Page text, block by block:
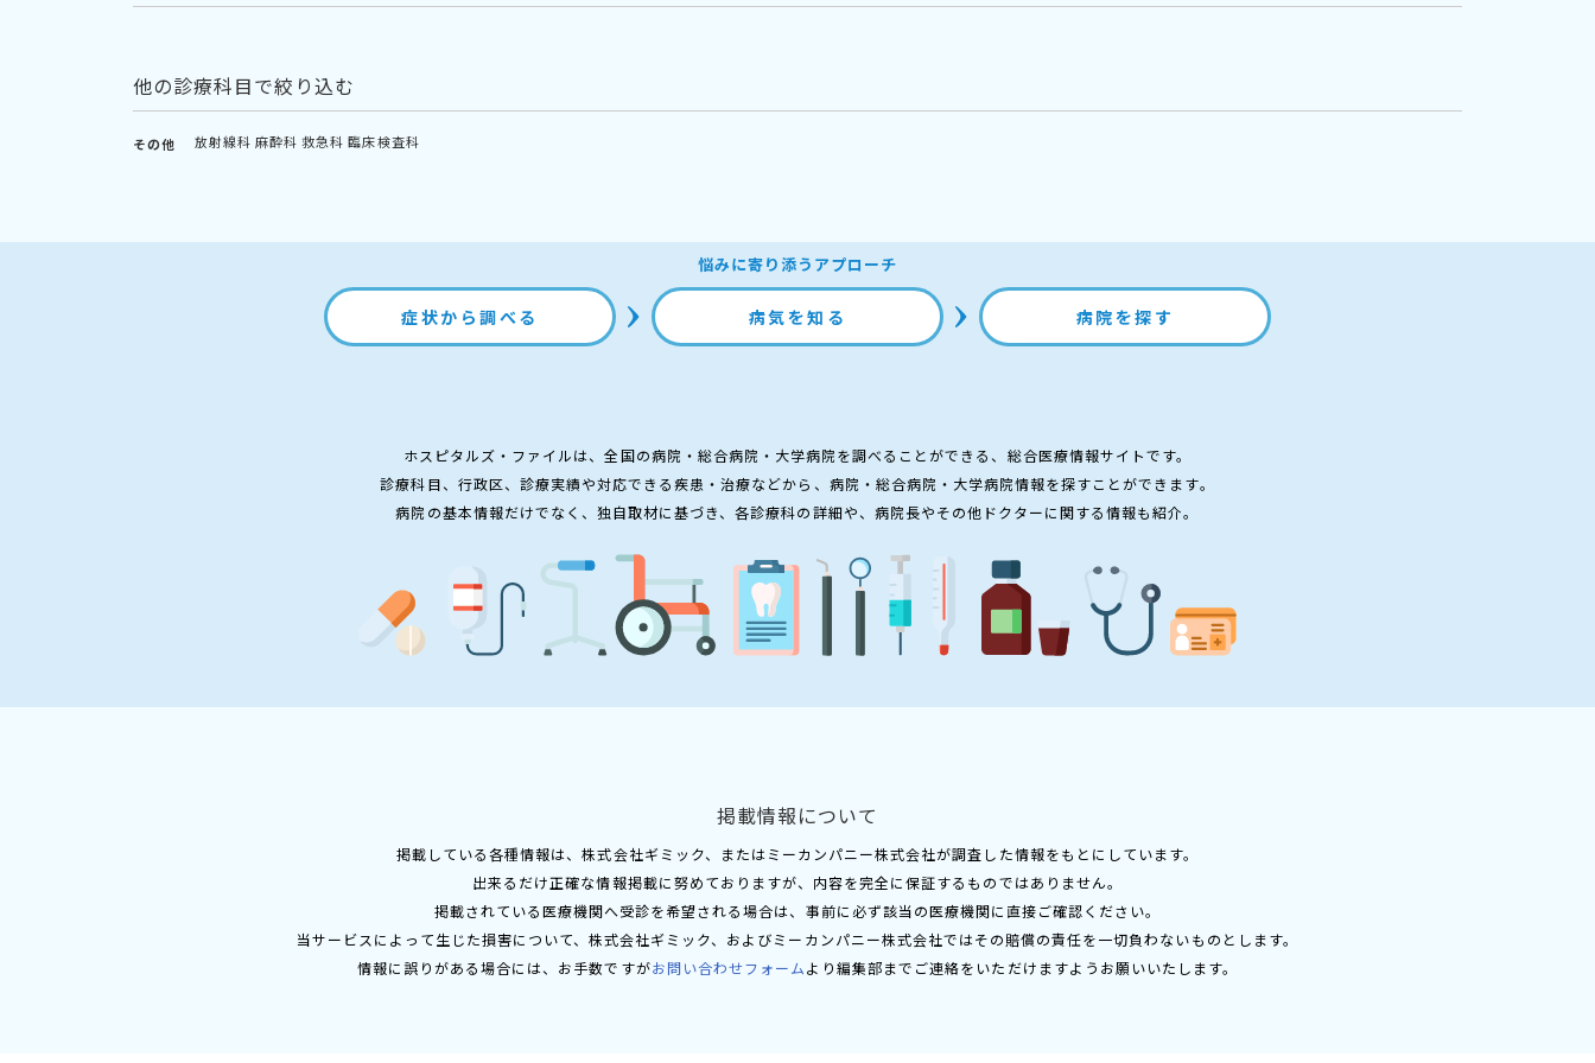
他の診療科目で絞り込む
その他 放射線科 麻酔科 救急科 臨床検査科
悩みに寄り添うアプローチ
症状から調べる 病気を知る 病院を探す
ホスピタルズ・ファイルは、全国の病院・総合病院・大学病院を調べることができる、総合医療情報サイトです。
診療科目、行政区、診療実績や対応できる疾患・治療などから、病院・総合病院・大学病院情報を探すことができます。
病院の基本情報だけでなく、独自取材に基づき、各診療科の詳細や、病院長やその他ドクターに関する情報も紹介。
掲載情報について
掲載している各種情報は、株式会社ギミック、またはミーカンパニー株式会社が調査した情報をもとにしています。
出来るだけ正確な情報掲載に努めておりますが、内容を完全に保証するものではありません。
掲載されている医療機関へ受診を希望される場合は、事前に必ず該当の医療機関に直接ご確認ください。
当サービスによって生じた損害について、株式会社ギミック、およびミーカンパニー株式会社ではその賠償の責任を一切負わないものとします。
情報に誤りがある場合には、お手数ですがお問い合わせフォームより編集部までご連絡をいただけますようお願いいたします。